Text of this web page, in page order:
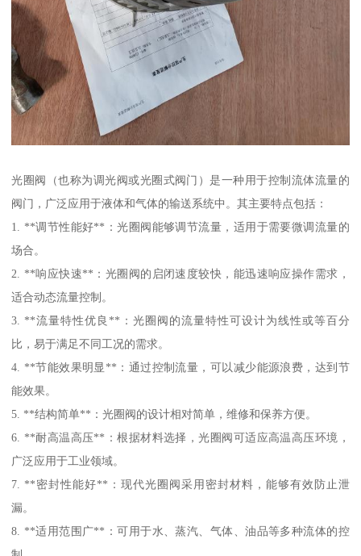
光圈阀（也称为调光阀或光圈式阀门）是一种用于控制流体流量的
阀门，广泛应用于液体和气体的输送系统中。其主要特点包括：
1. **调节性能好**：光圈阀能够调节流量，适用于需要微调流量的
场合。
2. **响应快速**：光圈阀的启闭速度较快，能迅速响应操作需求，
适合动态流量控制。
3. **流量特性优良**：光圈阀的流量特性可设计为线性或等百分
比，易于满足不同工况的需求。
4. **节能效果明显**：通过控制流量，可以减少能源浪费，达到节
能效果。
5. **结构简单**：光圈阀的设计相对简单，维修和保养方便。
6. **耐高温高压**：根据材料选择，光圈阀可适应高温高压环境，
广泛应用于工业领域。
7. **密封性能好**：现代光圈阀采用密封材料，能够有效防止泄
漏。
8. **适用范围广**：可用于水、蒸汽、气体、油品等多种流体的控